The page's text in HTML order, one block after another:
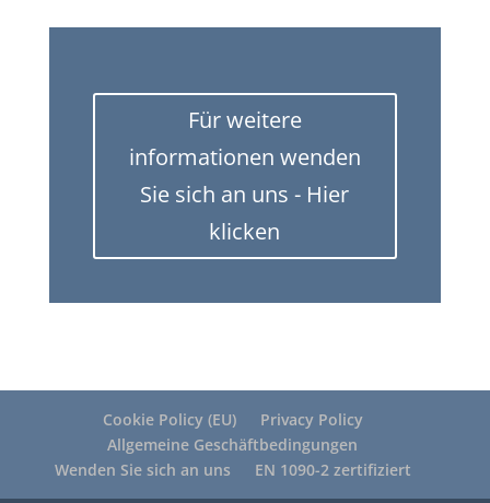
Für weitere
informationen wenden
Sie sich an uns - Hier
klicken
Cookie Policy (EU)
Privacy Policy
Allgemeine Geschäftbedingungen
Wenden Sie sich an uns
EN 1090-2 zertifiziert